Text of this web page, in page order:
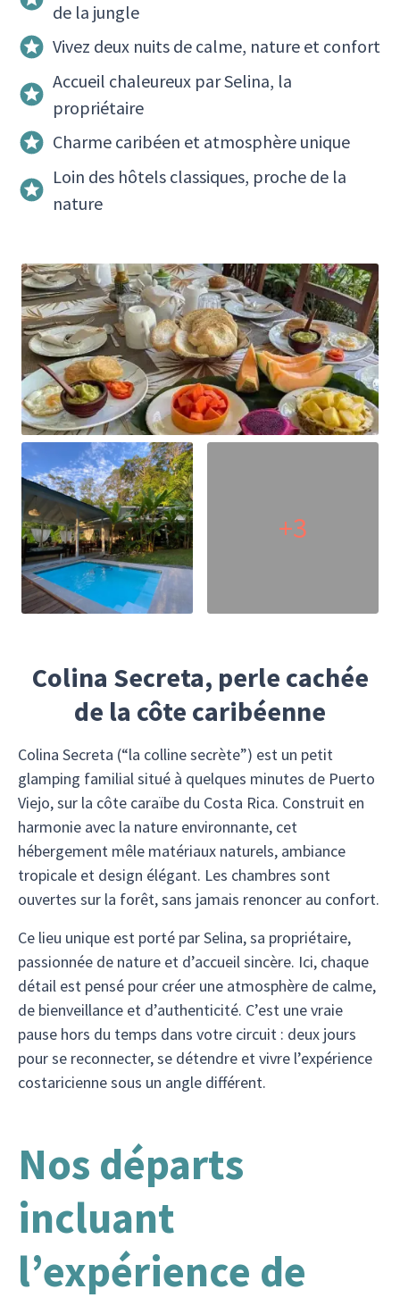
de la jungle
Vivez deux nuits de calme, nature et confort
Accueil chaleureux par Selina, la
propriétaire
Charme caribéen et atmosphère unique
Loin des hôtels classiques, proche de la
nature
+3
Colina Secreta, perle cachée
de la côte caribéenne
Colina Secreta (“la colline secrète”) est un petit
glamping familial situé à quelques minutes de Puerto
Viejo, sur la côte caraïbe du Costa Rica. Construit en
harmonie avec la nature environnante, cet
hébergement mêle matériaux naturels, ambiance
tropicale et design élégant. Les chambres sont
ouvertes sur la forêt, sans jamais renoncer au confort.
Ce lieu unique est porté par Selina, sa propriétaire,
passionnée de nature et d’accueil sincère. Ici, chaque
détail est pensé pour créer une atmosphère de calme,
de bienveillance et d’authenticité. C’est une vraie
pause hors du temps dans votre circuit : deux jours
pour se reconnecter, se détendre et vivre l’expérience
costaricienne sous un angle différent.
Nos départs
incluant
l’expérience de